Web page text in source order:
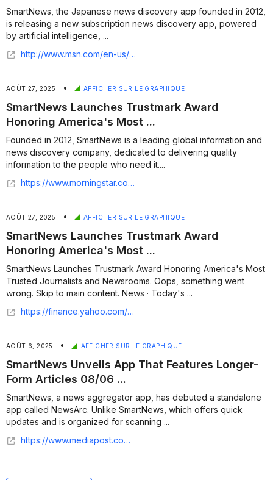
SmartNews, the Japanese news discovery app founded in 2012,
is releasing a new subscription news discovery app, powered
by artificial intelligence, ...
http://www.msn.com/en-us/money/other/exclusive-smartnews-releases-new-subscription-app-called-newsarc/ar-AA1JWQtR?apiversion=v2&domshim=1&noservercache=1&noservertelemetry=1&batchservertelemetry=1&renderwebcomponents=1&wcseo=1
AOÛT 27, 2025 • AFFICHER SUR LE GRAPHIQUE
SmartNews Launches Trustmark Award
Honoring America's Most ...
Founded in 2012, SmartNews is a leading global information and
news discovery company, dedicated to delivering quality
information to the people who need it....
https://www.morningstar.com/news/business-wire/20250826959141/smartnews-launches-trustmark-award-honoring-americas-most-trusted-journalists-and-newsrooms
AOÛT 27, 2025 • AFFICHER SUR LE GRAPHIQUE
SmartNews Launches Trustmark Award
Honoring America's Most ...
SmartNews Launches Trustmark Award Honoring America's Most
Trusted Journalists and Newsrooms. Oops, something went
wrong. Skip to main content. News · Today's ...
https://finance.yahoo.com/news/smartnews-launches-trustmark-award-honoring-130000792.html
AOÛT 6, 2025 • AFFICHER SUR LE GRAPHIQUE
SmartNews Unveils App That Features Longer-
Form Articles 08/06 ...
SmartNews, a news aggregator app, has debuted a standalone
app called NewsArc. Unlike SmartNews, which offers quick
updates and is organized for scanning ...
https://www.mediapost.com/publications/article/407962/smartnews-unveils-app-that-features-longer-form-ar.html